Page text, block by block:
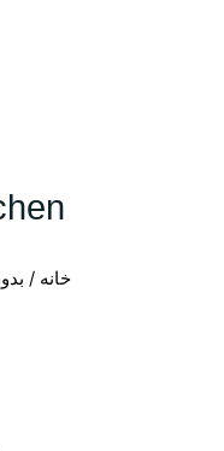
خانه /